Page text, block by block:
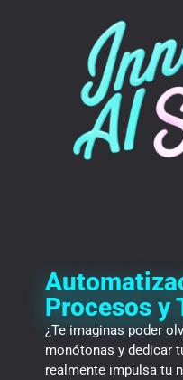
Procesos y
¿Te imaginas poder
monótonas y dedicar
realmente impulsa tu